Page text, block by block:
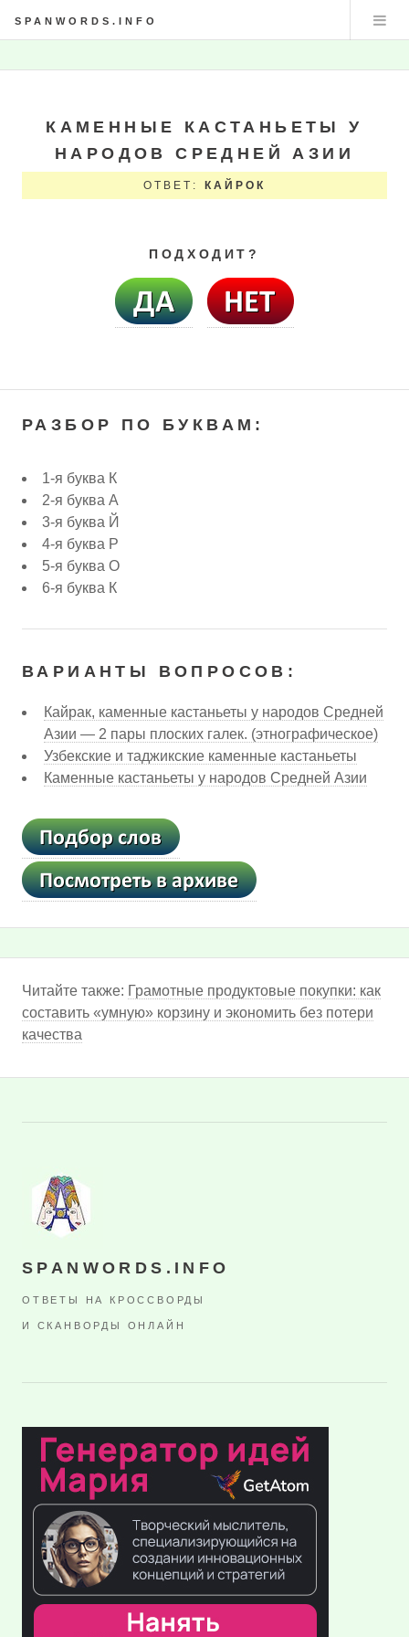
SPANWORDS.INFO
КАМЕННЫЕ КАСТАНЬЕТЫ У
НАРОДОВ СРЕДНЕЙ АЗИИ
ОТВЕТ: КАЙРОК
ПОДХОДИТ?
РАЗБОР ПО БУКВАМ:
1-я буква К
2-я буква А
3-я буква Й
4-я буква Р
5-я буква О
6-я буква К
ВАРИАНТЫ ВОПРОСОВ:
Кайрак, каменные кастаньеты у народов Средней
Азии — 2 пары плоских галек. (этнографическое)
Узбекские и таджикские каменные кастаньеты
Каменные кастаньеты у народов Средней Азии
Читайте также: Грамотные продуктовые покупки: как
составить «умную» корзину и экономить без потери
качества
SPANWORDS.INFO
ОТВЕТЫ НА КРОССВОРДЫ
И СКАНВОРДЫ ОНЛАЙН